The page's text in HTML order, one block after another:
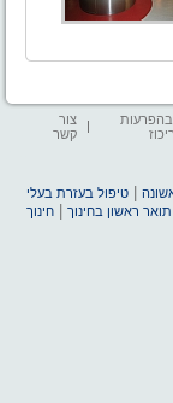
בהפרעות
צור
קשר
|טיפול בעזרת בעלי
תואר ראשון בחינוך |חינוך